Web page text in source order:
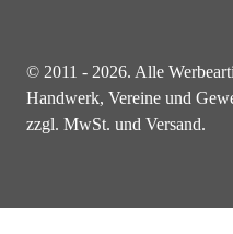
© 2011 - 2026. Alle
Handwerk, Vereine und
zzgl. MwSt. und Versand.